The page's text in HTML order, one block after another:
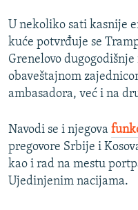
U nekoliko sati kasnije
kuće potvrđuje se
Grenelovo
obaveštajnom
ambasadora, već i na
Navodi se i njegova
pregovore Srbije i
kao i rad na mestu
Ujedinjenim nacijama.